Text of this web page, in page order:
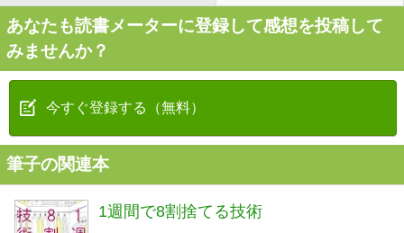
あなたも読書メーターに登録して感想を投稿して
みませんか？
今すぐ登録する（無料）
筆子の関連本
1週間で8割捨てる技術